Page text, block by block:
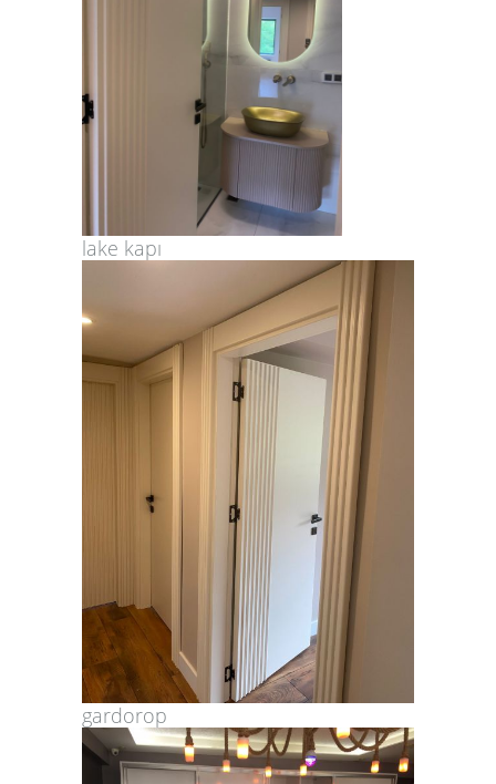
lake kapı
gardorop